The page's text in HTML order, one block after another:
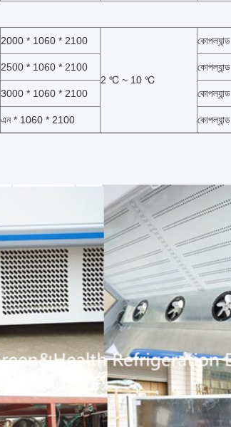
2000 * 1060 * 2100
2 ℃ ~ 10 ℃
কোপল্যান্ড
2500 * 1060 * 2100 কোপল্যান্ড
3000 * 1060 * 2100 কোপল্যান্ড
এন * 1060 * 2100 কোপল্যান্ড